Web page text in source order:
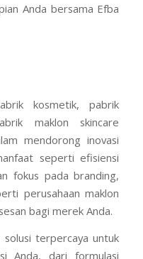
Anda bersama Efba
kosmetik, pabrik
maklon skincare
mendorong inovasi
seperti efisiensi
fokus pada branding,
perusahaan maklon
bagi merek Anda.
terpercaya untuk
Anda, dari formulasi